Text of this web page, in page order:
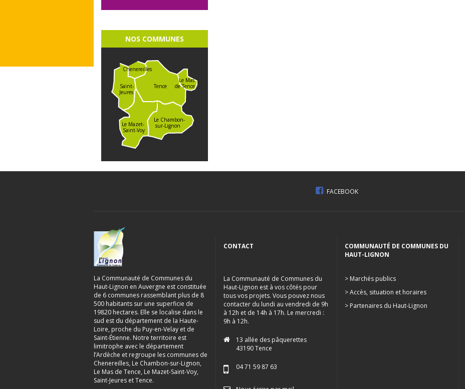
NOS COMMUNES
Le Chambon-
sur-Lignon
Le Mazet-
Saint-Voy
Tence
Chenereilles
Saint-
Jeures
Le Mas
de Tence
FACEBOOK
La Communauté de Communes du
Haut-Lignon en Auvergne est constituée
de 6 communes rassemblant plus de 8
500 habitants sur une superficie de
19820 hectares. Elle se localise dans le
sud est du département de la Haute-
Loire, proche du Puy-en-Velay et de
Saint-Étienne. Notre territoire est
limitrophe avec le département
l’Ardèche et regroupe les communes de
Chenereilles, Le Chambon-sur-Lignon,
Le Mas de Tence, Le Mazet-Saint-Voy,
Saint-Jeures et Tence.
CONTACT
La Communauté de Communes du
Haut-Lignon est à vos côtés pour
tous vos projets. Vous pouvez nous
contacter du lundi au vendredi de 9h
à 12h et de 14h à 17h. Le mercredi :
9h à 12h.
13 allée des pâquerettes
43190 Tence
04 71 59 87 63
COMMUNAUTÉ DE COMMUNES DU
HAUT-LIGNON
> Marchés publics
> Accès, situation et horaires
> Partenaires du Haut-Lignon